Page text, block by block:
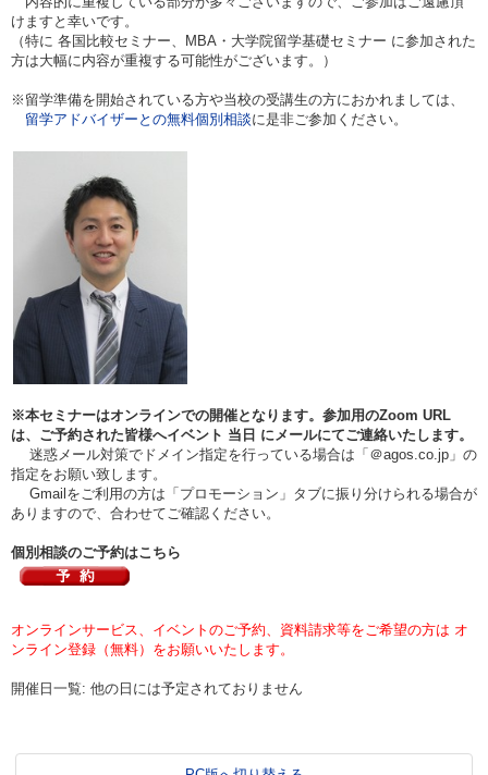
けますと幸いです。
（特に 各国比較セミナー、MBA・大学院留学基礎セミナー に参加された
方は大幅に内容が重複する可能性がございます。）
※留学準備を開始されている方や当校の受講生の方におかれましては、
留学アドバイザーとの無料個別相談に是非ご参加ください。
※本セミナーはオンラインでの開催となります。参加用のZoom URL
は、ご予約された皆様へイベント 当日 にメールにてご連絡いたします。
迷惑メール対策でドメイン指定を行っている場合は「＠agos.co.jp」の
指定をお願い致します。
Gmailをご利用の方は「プロモーション」タブに振り分けられる場合が
ありますので、合わせてご確認ください。
個別相談のご予約はこちら
オンラインサービス、イベントのご予約、資料請求等をご希望の方は オ
ンライン登録（無料）をお願いいたします。
開催日一覧: 他の日には予定されておりません